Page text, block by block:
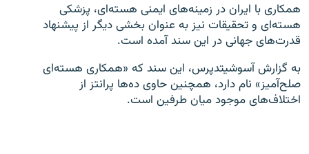
زبان‌های دیگر
همکاری با ایران در زمینه‌های ایمنی هسته‌ای، پزشکی
هسته‌ای و تحقیقات نیز به عنوان بخشی دیگر از پیشنهاد
قدرت‌های جهانی در این سند آمده است.
به گزارش آسوشیتدپرس، این سند که «همکاری هسته‌ای
صلح‌آمیز» نام دارد، همچنین حاوی ده‌ها پرانتز از
اختلاف‌های موجود میان طرفین است.